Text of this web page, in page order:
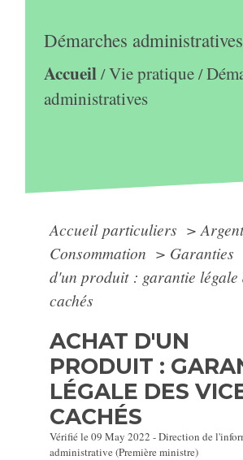
Démarches administratives
Accueil/Vie pratique/
administratives
Accueil particuliers >
Consommation > Garanties
d'un produit : garantie légale
cachés
ACHAT D'UN
PRODUIT :
LÉGALE DES
CACHÉS
Vérifié le 09 May 2022 - Direction de
administrative (Première ministre)